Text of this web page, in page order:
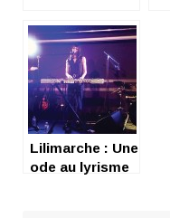
Lilimarche : Une
ode au lyrisme